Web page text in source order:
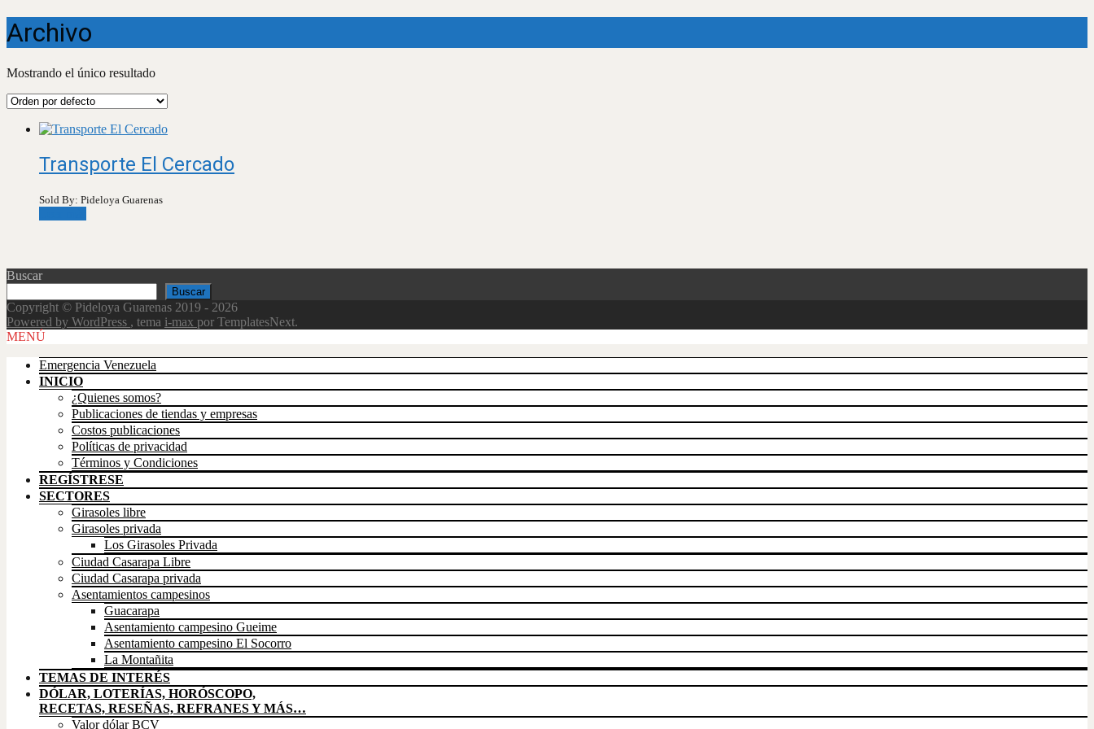
Archivo
Mostrando el único resultado
Transporte El Cercado
Sold By: Pideloya Guarenas
Buscar
Buscar
Copyright © Pideloya Guarenas 2019 - 2026
Powered by WordPress , tema i-max por TemplatesNext.
Scroll
MENÚ
Emergencia Venezuela
INICIO
¿Quienes somos?
Publicaciones de tiendas y empresas
Costos publicaciones
Políticas de privacidad
Términos y Condiciones
REGÍSTRESE
SECTORES
Girasoles libre
Girasoles privada
Los Girasoles Privada
Ciudad Casarapa Libre
Ciudad Casarapa privada
Asentamientos campesinos
Guacarapa
Asentamiento campesino Gueime
Asentamiento campesino El Socorro
La Montañita
TEMAS DE INTERÉS
DÓLAR, LOTERÍAS, HORÓSCOPO,
RECETAS, RESEÑAS, REFRANES Y MÁS…
Valor dólar BCV